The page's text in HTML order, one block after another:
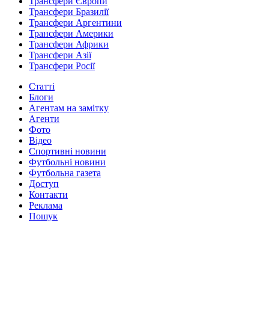
Трансфери Бразилії
Трансфери Аргентини
Трансфери Америки
Трансфери Африки
Трансфери Азії
Трансфери Росії
Статті
Блоги
Агентам на замітку
Агенти
Фото
Відео
Спортивні новини
Футбольні новини
Футбольна газета
Доступ
Контакти
Реклама
Пошук